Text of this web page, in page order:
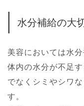
水分補給の大
美容においては水
体内の水分が不足
でなくシミやシワ
す。